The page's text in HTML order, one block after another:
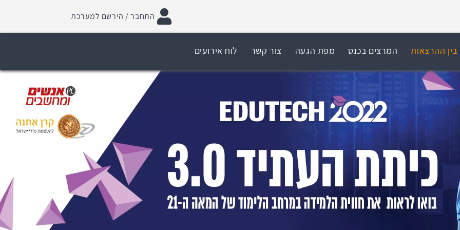
התחבר / הירשם למערכת
בין ההרצאות המרצים בכנס מפת הגעה צור קשר לוח אירועים